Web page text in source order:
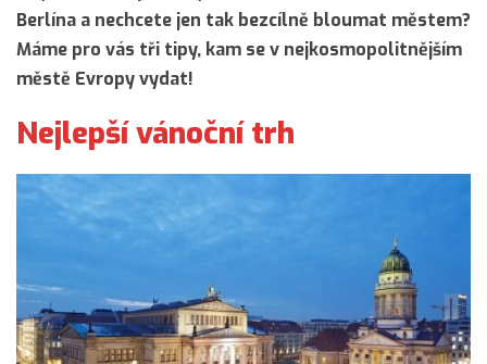
Berlína a nechcete jen tak bezcílně bloumat městem?
Máme pro vás tři tipy, kam se v nejkosmopolitnějším
městě Evropy vydat!
Nejlepší vánoční trh